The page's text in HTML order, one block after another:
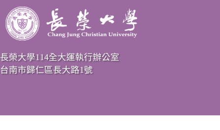
長榮大學114全大運執行辦公室
台南市歸仁區長大路1號